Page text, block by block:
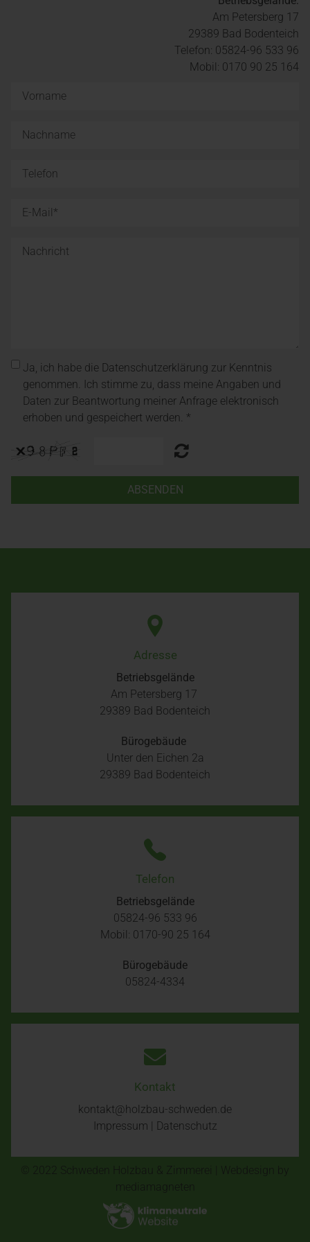
Am Petersberg 17
29389 Bad Bodenteich
Telefon: 05824-96 533 96
Mobil: 0170 90 25 164
Ja, ich habe die Datenschutzerklärung zur Kenntnis
genommen. Ich stimme zu, dass meine Angaben und
Daten zur Beantwortung meiner Anfrage elektronisch
erhoben und gespeichert werden. *
ABSENDEN
Adresse
Betriebsgelände
Am Petersberg 17
29389 Bad Bodenteich
Bürogebäude
Unter den Eichen 2a
29389 Bad Bodenteich
Telefon
Betriebsgelände
05824-96 533 96
Mobil: 0170-90 25 164
Bürogebäude
05824-4334
Kontakt
kontakt@holzbau-schweden.de
Impressum | Datenschutz
© 2022 Schweden Holzbau & Zimmerei
| Webdesign by
mediamagneten